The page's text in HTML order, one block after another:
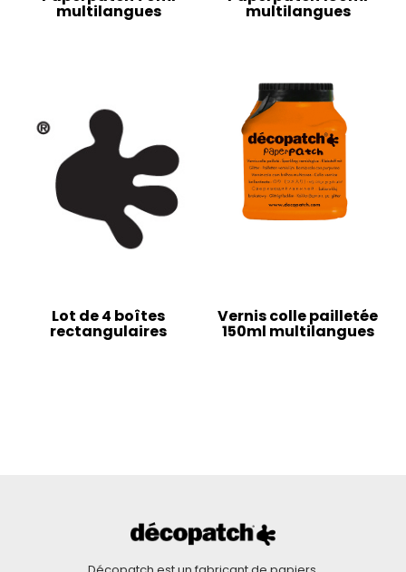
multilangues multilangues
Lot de 4 boîtes
rectangulaires
Vernis colle pailletée
150ml multilangues